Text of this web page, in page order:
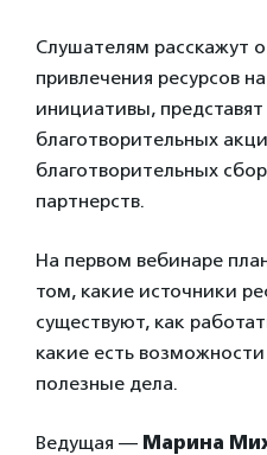
Слушателям расскажут
привлечения ресурсов
инициативы,
благотворительных
благотворительных
партнерств.
На первом вебинаре
том, какие источники
существуют, как
какие есть
полезные дела.
Ведущая — Марина